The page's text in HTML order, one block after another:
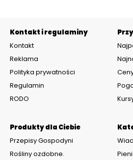
Kontakt i regulaminy
Kontakt
Reklama
Polityka prywatności
Regulamin
RODO
Produkty dla Ciebie
Przepisy Gospodyni
Rośliny ozdobne.